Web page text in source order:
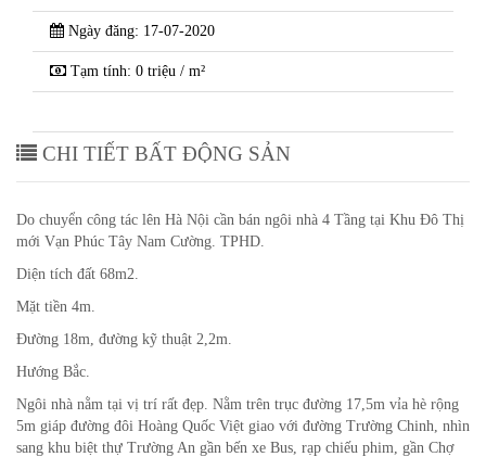
Ngày đăng: 17-07-2020
Tạm tính: 0 triệu / m²
CHI TIẾT BẤT ĐỘNG SẢN
Do chuyển công tác lên Hà Nội cần bán ngôi nhà 4 Tầng tại Khu Đô Thị
mới Vạn Phúc Tây Nam Cường. TPHD.
Diện tích đất 68m2.
Mặt tiền 4m.
Đường 18m, đường kỹ thuật 2,2m.
Hướng Bắc.
Ngôi nhà nằm tại vị trí rất đẹp. Nằm trên trục đường 17,5m vỉa hè rộng
5m giáp đường đôi Hoàng Quốc Việt giao với đường Trường Chinh, nhìn
sang khu biệt thự Trường An gần bến xe Bus, rạp chiếu phim, gần Chợ